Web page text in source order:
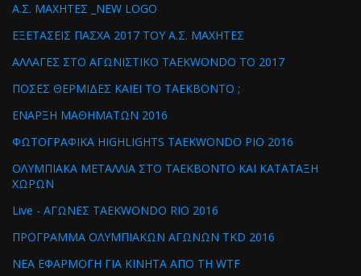
Α.Σ. ΜΑΧΗΤΕΣ _NEW LOGO
ΕΞΕΤΑΣΕΙΣ ΠΑΣΧΑ 2017 ΤΟΥ Α.Σ. ΜΑΧΗΤΕΣ
ΑΛΛΑΓΕΣ ΣΤΟ ΑΓΩΝΙΣΤΙΚΟ TAEKWONDO ΤΟ 2017
ΠΟΣΕΣ ΘΕΡΜΙΔΕΣ ΚΑΙΕΙ ΤΟ ΤΑΕΚΒΟΝΤΟ ;
ΕΝΑΡΞΗ ΜΑΘΗΜΑΤΩΝ 2016
ΦΩΤΟΓΡΑΦΙΚΑ HIGHLIGHTS TAEKWONDO ΡΙΟ 2016
ΟΛΥΜΠΙΑΚΑ ΜΕΤΑΛΛΙΑ ΣΤΟ ΤΑΕΚΒΟΝΤΟ ΚΑΙ ΚΑΤΑΤΑΞΗ
ΧΩΡΩΝ
Live - ΑΓΩΝΕΣ TAEKWONDO RIO 2016
ΠΡΟΓΡΑΜΜΑ ΟΛΥΜΠΙΑΚΩΝ ΑΓΩΝΩΝ TKD 2016
ΝΕΑ ΕΦΑΡΜΟΓΗ ΓΙΑ ΚΙΝΗΤΑ ΑΠΟ ΤΗ WTF